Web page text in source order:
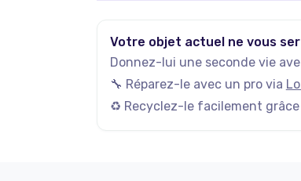
Votre objet actuel ne vous
Donnez-lui une seconde vie
🔧 Réparez-le avec un pro via
♻️ Recyclez-le facilement grâce